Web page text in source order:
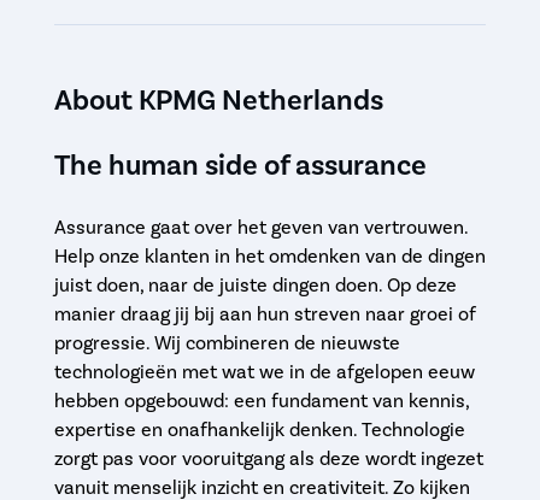
About KPMG Netherlands
The human side of assurance
Assurance gaat over het geven van vertrouwen.
Help onze klanten in het omdenken van de dingen
juist doen, naar de juiste dingen doen. Op deze
manier draag jij bij aan hun streven naar groei of
progressie. Wij combineren de nieuwste
technologieën met wat we in de afgelopen eeuw
hebben opgebouwd: een fundament van kennis,
expertise en onafhankelijk denken. Technologie
zorgt pas voor vooruitgang als deze wordt ingezet
vanuit menselijk inzicht en creativiteit. Zo kijken